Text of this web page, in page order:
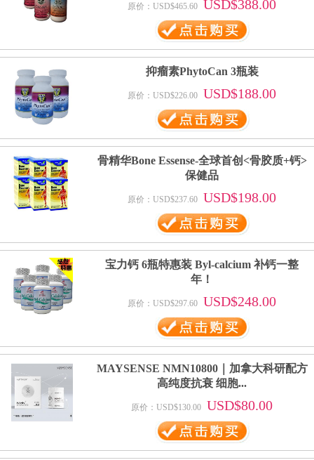
原价：USD$465.60 USD$388.00
抑瘤素PhytoCan 3瓶装
原价：USD$226.00 USD$188.00
骨精华Bone Essense-全球首创<骨胶质+钙>
保健品
原价：USD$237.60 USD$198.00
宝力钙 6瓶特惠装 Byl-calcium 补钙一整
年！
原价：USD$297.60 USD$248.00
MAYSENSE NMN10800｜加拿大科研配方
高纯度抗衰 细胞...
原价：USD$130.00 USD$80.00